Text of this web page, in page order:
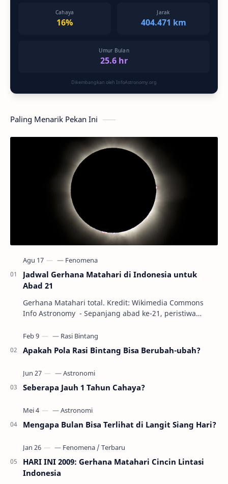
Cahaya
16%
Jarak
404.471 km
Umur Bulan
25.6 hr
Dikembangkan oleh InfoAstronomy.org
Paling Menarik Pekan Ini
Jadwal Gerhana Matahari di Indonesia untuk
Abad 21
Gerhana Matahari total. Kredit: Wikimedia Commons
Info Astronomy - Sepanjang abad ke-21, peristiwa
Apakah Pola Rasi Bintang Bisa Berubah-ubah?
Seberapa Jauh 1 Tahun Cahaya?
Mengapa Bulan Bisa Terlihat di Langit Siang Hari?
HARI INI 2009: Gerhana Matahari Cincin Lintasi
Indonesia